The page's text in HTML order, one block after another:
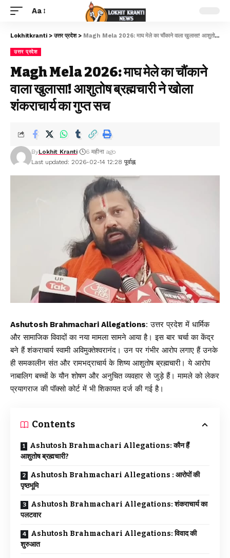
Aa
Lokhitkranti >उत्तर प्रदेश> Magh Mela 2026: माघ मेले का चौंकाने वाला खुलासा! आशुतोष ब्रह्मचारी ने खोला शंकराचार्य का गुप्त सच
उत्तर प्रदेश
Magh Mela 2026: माघ मेले का चौंकाने
वाला खुलासा! आशुतोष ब्रह्मचारी ने खोला
शंकराचार्य का गुप्त सच
Last updated: 2026-02-14 12:28 पूर्वाह्न
ByLokhit Kranti 6 महीना ago
Ashutosh Brahmachari Allegations: उत्तर प्रदेश में धार्मिक
और सामाजिक विवादों का नया मामला सामने आया है। इस बार चर्चा का केंद्र
बने हैंशंकराचार्य स्वामी अविमुक्तेश्वरानंद । उन पर गंभीर आरोप लगाए हैं उनके
ही समकालीन संत और रामभद्राचार्य के शिष्य आशुतोष ब्रह्मचारी। ये आरोप
नाबालिग बच्चों के यौन शोषण और अनुचित व्यवहार से जुड़े हैं। मामले को लेकर
प्रयागराज की पॉक्सो कोर्ट में भी शिकायत दर्ज की गई है।
Contents
Ashutosh Brahmachari Allegations: कौन हैं
आशुतोष ब्रह्मचारी?
Ashutosh Brahmachari Allegations : आरोपों की
पृष्ठभूमि
Ashutosh Brahmachari Allegations: शंकराचार्य का
पलटवार
Ashutosh Brahmachari Allegations: विवाद की
शुरुआत